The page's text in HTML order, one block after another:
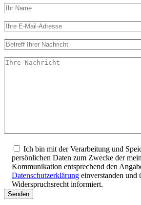
Ich bin mit der Verarbeitung und
persönlichen Daten zum Zwecke der
Kommunikation entsprechend den
Datenschutzerklärung einverstanden und
Widerspruchsrecht informiert.